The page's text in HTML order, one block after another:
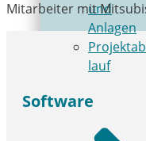
und
Anlagen
lauf
Mitarbeiter mit
Software